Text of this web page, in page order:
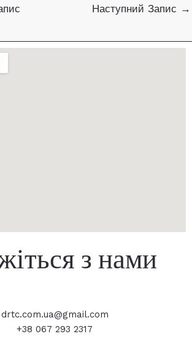
Наступний Запис →
з нами
drtc.com.ua@gmail.com
+38 067 293 2317